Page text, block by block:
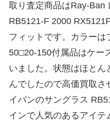
取り査定商品はRay-Ban
RB5121-F 2000
フィットです。カラーは
50□20-150付属品はケー
いました。状態はほと
んでしたので高価買取さ
イバンのサングラス
インで人気のあるアイテ